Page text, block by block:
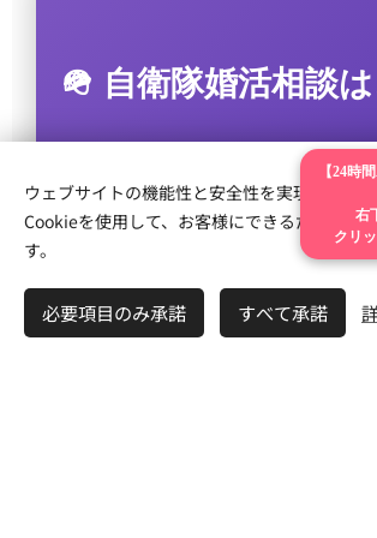
🪖 自衛隊婚活相談
自衛隊員特有の孤
安も、
一人で抱え込まな
ウェブサイトの機能性と安全性を実現するた
Cookieを使用して、お客様にできるだけ最高の
す。
必要項目のみ承諾 すべて承諾
【24時
右
クリ